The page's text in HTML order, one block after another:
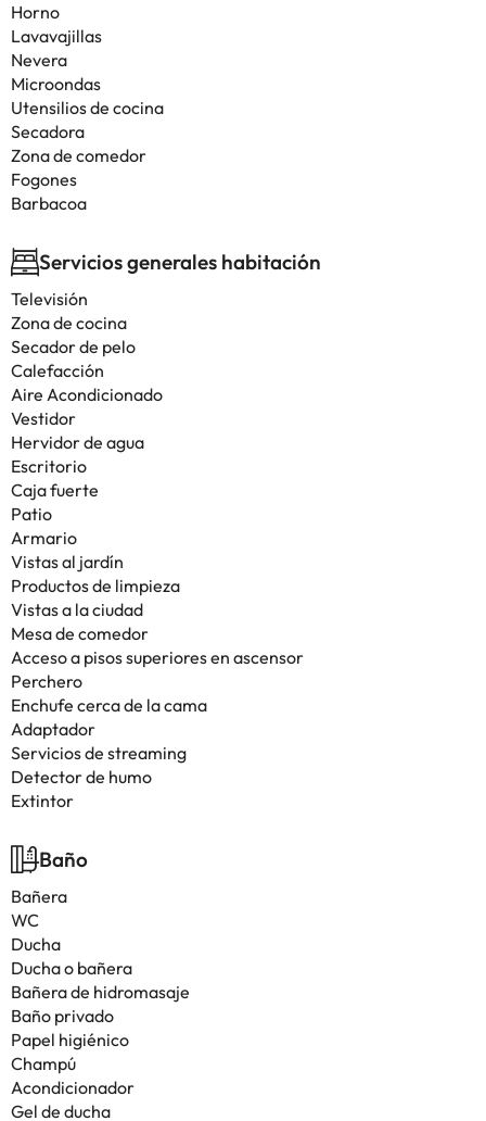
Horno
Lavavajillas
Nevera
Microondas
Utensilios de cocina
Secadora
Zona de comedor
Fogones
Barbacoa
Servicios generales habitación
Televisión
Zona de cocina
Secador de pelo
Calefacción
Aire Acondicionado
Vestidor
Hervidor de agua
Escritorio
Caja fuerte
Patio
Armario
Vistas al jardín
Productos de limpieza
Vistas a la ciudad
Mesa de comedor
Acceso a pisos superiores en ascensor
Perchero
Enchufe cerca de la cama
Adaptador
Servicios de streaming
Detector de humo
Extintor
Baño
Bañera
WC
Ducha
Ducha o bañera
Bañera de hidromasaje
Baño privado
Papel higiénico
Champú
Acondicionador
Gel de ducha